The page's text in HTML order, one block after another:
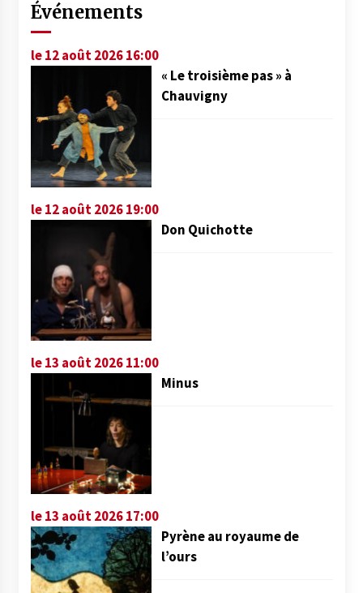
Événements
le 12 août 2026 16:00
« Le troisième pas » à
Chauvigny
le 12 août 2026 19:00
Don Quichotte
le 13 août 2026 11:00
Minus
le 13 août 2026 17:00
Pyrène au royaume de
l’ours